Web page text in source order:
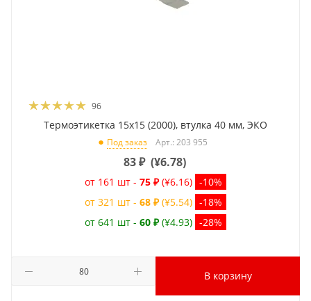
96
Термоэтикетка 15x15 (2000), втулка 40 мм, ЭКО
Под заказ Арт.: 203 955
83₽ (¥6.78)
от 161 шт - 75 ₽ (¥6.16) -10%
от 321 шт - 68 ₽ (¥5.54) -18%
от 641 шт - 60 ₽ (¥4.93) -28%
В корзину